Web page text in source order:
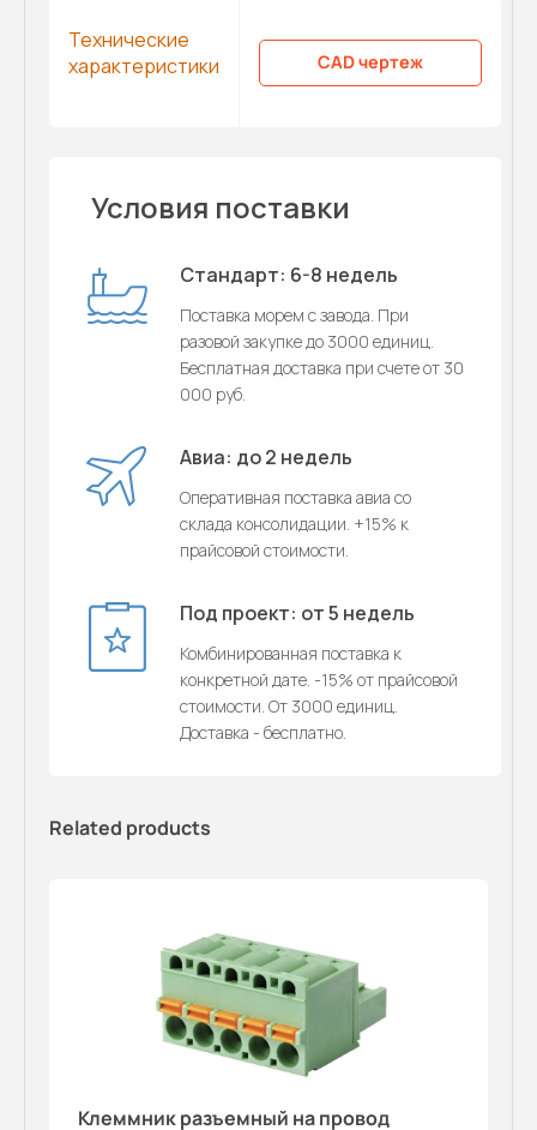
Технические
характеристики
CAD чертеж
Условия поставки
Стандарт: 6-8 недель
Поставка морем с завода. При
разовой закупке до 3000 единиц.
Бесплатная доставка при счете от 30
000 руб.
Авиа: до 2 недель
Оперативная поставка авиа со
склада консолидации. +15% к
прайсовой стоимости.
Под проект: от 5 недель
Комбинированная поставка к
конкретной дате. -15% от прайсовой
стоимости. От 3000 единиц.
Доставка - бесплатно.
Related products
Клеммник разъемный на провод